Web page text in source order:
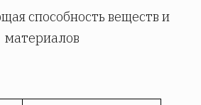
способность веществ и
материалов